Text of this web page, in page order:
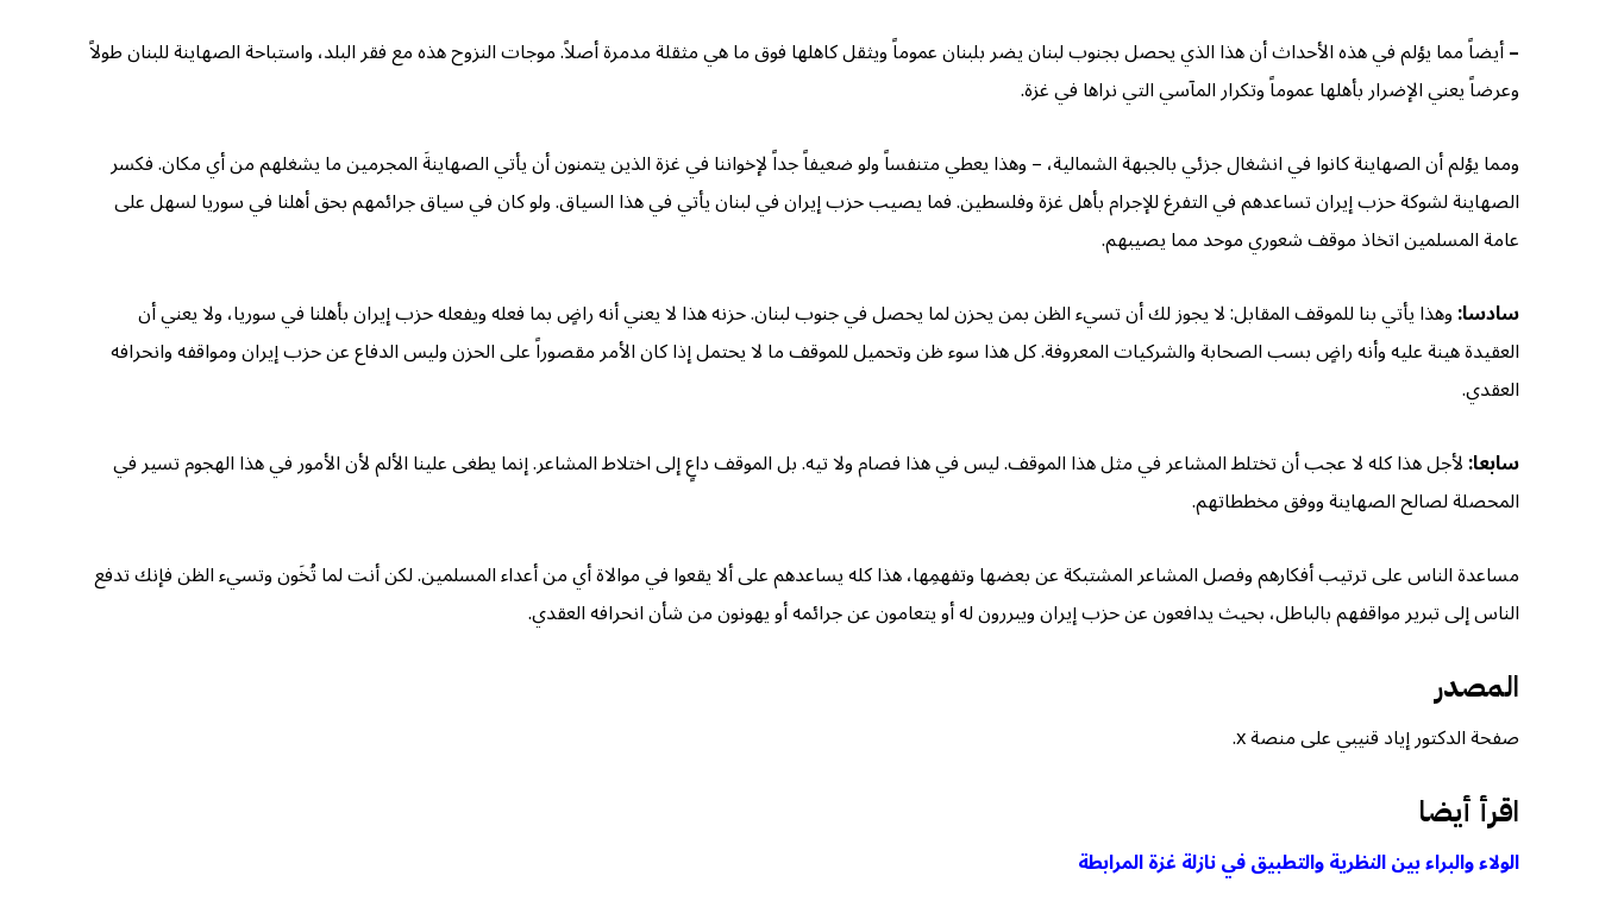
–أيضاً مما يؤلم في هذه الأحداث أن هذا الذي يحصل بجنوب لبنان يضر بلبنان عموماً ويثقل كاهلها فوق ما هي مثقلة مدمرة أصلاً. موجات النزوح هذه مع فقر البلد، واستباحة الصهاينة للبنان طولاً
وعرضاً يعني الإضرار بأهلها عموماً وتكرار المآسي التي نراها في غزة.
ومما يؤلم أن الصهاينة كانوا في انشغال جزئي بالجبهة الشمالية، – وهذا يعطي متنفساً ولو ضعيفاً جداً لإخواننا في غزة الذين يتمنون أن يأتي الصهاينةَ المجرمين ما يشغلهم من أي مكان. فكسر
الصهاينة لشوكة حزب إيران تساعدهم في التفرغ للإجرام بأهل غزة وفلسطين. فما يصيب حزب إيران في لبنان يأتي في هذا السياق. ولو كان في سياق جرائمهم بحق أهلنا في سوريا لسهل على
عامة المسلمين اتخاذ موقف شعوري موحد مما يصيبهم.
سادسا:وهذا يأتي بنا للموقف المقابل: لا يجوز لك أن تسيء الظن بمن يحزن لما يحصل في جنوب لبنان. حزنه هذا لا يعني أنه راضٍ بما فعله ويفعله حزب إيران بأهلنا في سوريا، ولا يعني أن
العقيدة هينة عليه وأنه راضٍ بسب الصحابة والشركيات المعروفة. كل هذا سوء ظن وتحميل للموقف ما لا يحتمل إذا كان الأمر مقصوراً على الحزن وليس الدفاع عن حزب إيران ومواقفه وانحرافه
العقدي.
سابعا:لأجل هذا كله لا عجب أن تختلط المشاعر في مثل هذا الموقف. ليس في هذا فصام ولا تيه. بل الموقف داعٍ إلى اختلاط المشاعر. إنما يطغى علينا الألم لأن الأمور في هذا الهجوم تسير في
المحصلة لصالح الصهاينة ووفق مخططاتهم.
مساعدة الناس على ترتيب أفكارهم وفصل المشاعر المشتبكة عن بعضها وتفهمِها، هذا كله يساعدهم على ألا يقعوا في موالاة أي من أعداء المسلمين. لكن أنت لما تُخَون وتسيء الظن فإنك تدفع
الناس إلى تبرير مواقفهم بالباطل، بحيث يدافعون عن حزب إيران ويبررون له أو يتعامون عن جرائمه أو يهونون من شأن انحرافه العقدي.
المصدر
صفحة الدكتور إياد قنيبي على منصة x.
اقرأ أيضا
الولاء والبراء بين النظرية والتطبيق في نازلة غزة المرابطة